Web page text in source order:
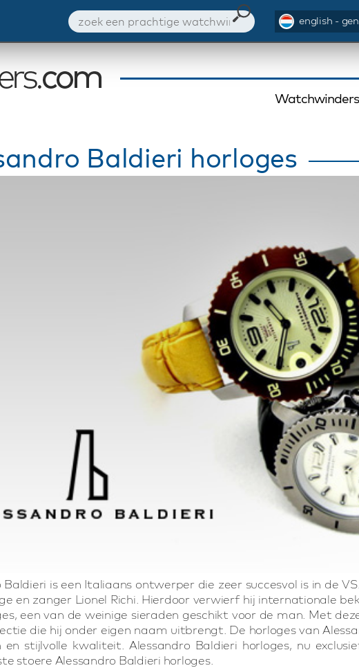
english -
Watchwinders
Baldieri horloges
Baldieri is een Italiaans ontwerper die zeer succesvol is in de
en zanger Lionel Richi. Hierdoor verwierf hij internationale
een van de weinige sieraden geschikt voor de man. Met
die hij onder eigen naam uitbrengt. De horloges van
en stijlvolle kwaliteit. Alessandro Baldieri horloges, nu
stoere Alessandro Baldieri horloges.